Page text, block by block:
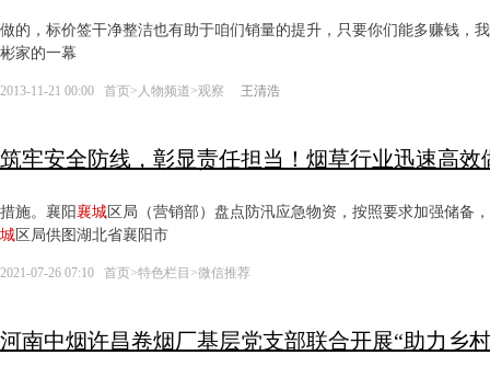
做的，标价签干净整洁也有助于咱们销量的提升，只要你们能多赚钱
彬家的一幕
2013-11-21 00:00 首页> 人物频道>观察 王清浩
筑牢安全防线，彰显责任担当！烟草行业迅速高效
措施。襄阳襄城 区局（营销部）盘点防汛应急物资，按照要求加强储备
城 区局供图湖北省襄阳市
2021-07-26 07:10 首页>特色栏目 >微信推荐
河南中烟许昌卷烟厂基层党支部联合开展“助力乡